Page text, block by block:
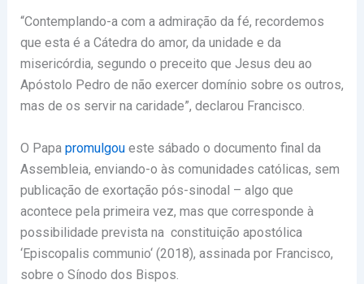
“Contemplando-a com a admiração da fé, recordemos
que esta é a Cátedra do amor, da unidade e da
misericórdia, segundo o preceito que Jesus deu ao
Apóstolo Pedro de não exercer domínio sobre os outros,
mas de os servir na caridade”, declarou Francisco.
O Papa promulgoueste sábado o documento final da
Assembleia, enviando-o às comunidades católicas, sem
publicação de exortação pós-sinodal – algo que
acontece pela primeira vez, mas que corresponde à
possibilidade prevista na constituição apostólica
‘Episcopalis communio‘ (2018), assinada por Francisco,
sobre o Sínodo dos Bispos.